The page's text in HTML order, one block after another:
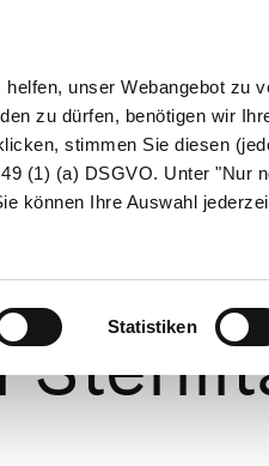
unser Webangebot zu
zu dürfen, benötigen wir
stimmen Sie diesen
(1) (a) DSGVO. Unter "Nur
können Ihre Auswahl
Statistiken
Eltern & Kind